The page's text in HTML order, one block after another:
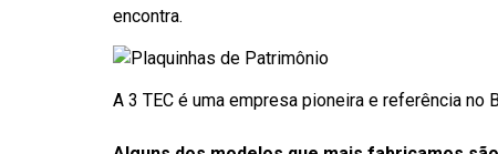
encontra.
A 3 TEC é uma empresa pioneira e referência no